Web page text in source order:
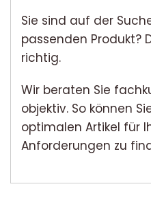
Sie sind auf der
passenden Produkt?
richtig.
Wir beraten Sie
objektiv. So können
optimalen Artikel für
Anforderungen zu